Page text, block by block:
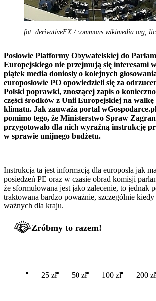
fot. derivativeFX / commons.wikimedia.org,
Posłowie Platformy Obywatelskiej do
Europejskiego nie przejmują się interesami
piątek media doniosły o kolejnych
europosłowie PO opowiedzieli się za
Polski poprawki, znoszącej zapis o
części środków z Unii Europejskiej na walkę
klimatu. Jak zauważa portal
pomimo tego, że Ministerstwo Spraw
przygotowało dla nich wyraźną instrukcję
w sprawie unijnego budżetu.
Instrukcja ta jest informacją dla europosła jak
posiedzeń PE oraz w czasie obrad komisji
że sformułowana jest jako zalecenie, to jednak
traktowana bardzo poważnie, szczególnie
ważnych dla kraju.
Zróbmy to razem!
25 zł 50 zł 100 zł 200 zł